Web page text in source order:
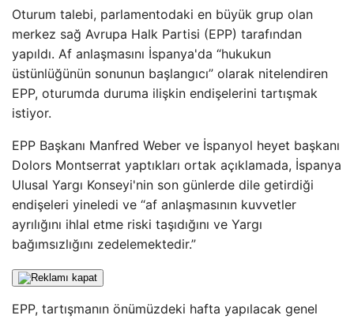
Oturum talebi, parlamentodaki en büyük grup olan
merkez sağ Avrupa Halk Partisi (EPP) tarafından
yapıldı. Af anlaşmasını İspanya'da “hukukun
üstünlüğünün sonunun başlangıcı” olarak nitelendiren
EPP, oturumda duruma ilişkin endişelerini tartışmak
istiyor.
EPP Başkanı Manfred Weber ve İspanyol heyet başkanı
Dolors Montserrat yaptıkları ortak açıklamada, İspanya
Ulusal Yargı Konseyi'nin son günlerde dile getirdiği
endişeleri yineledi ve “af anlaşmasının kuvvetler
ayrılığını ihlal etme riski taşıdığını ve Yargı
bağımsızlığını zedelemektedir.”
EPP, tartışmanın önümüzdeki hafta yapılacak genel